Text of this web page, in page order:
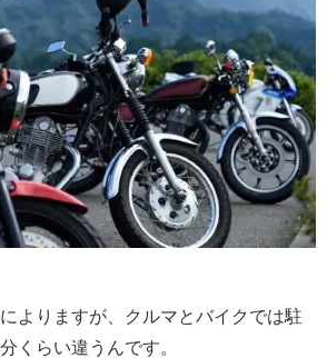
よりますが、クルマとバイクでは駐
くらい違うんです。